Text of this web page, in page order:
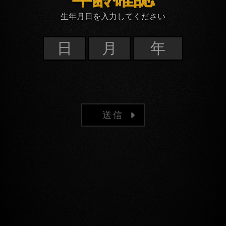
生年月日を入力してください
送信